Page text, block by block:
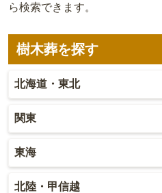
ら検索できます。
樹木葬を探す
北海道・東北
北海道
青森
関東
東京
神奈川
東海
愛知
北陸・甲信越